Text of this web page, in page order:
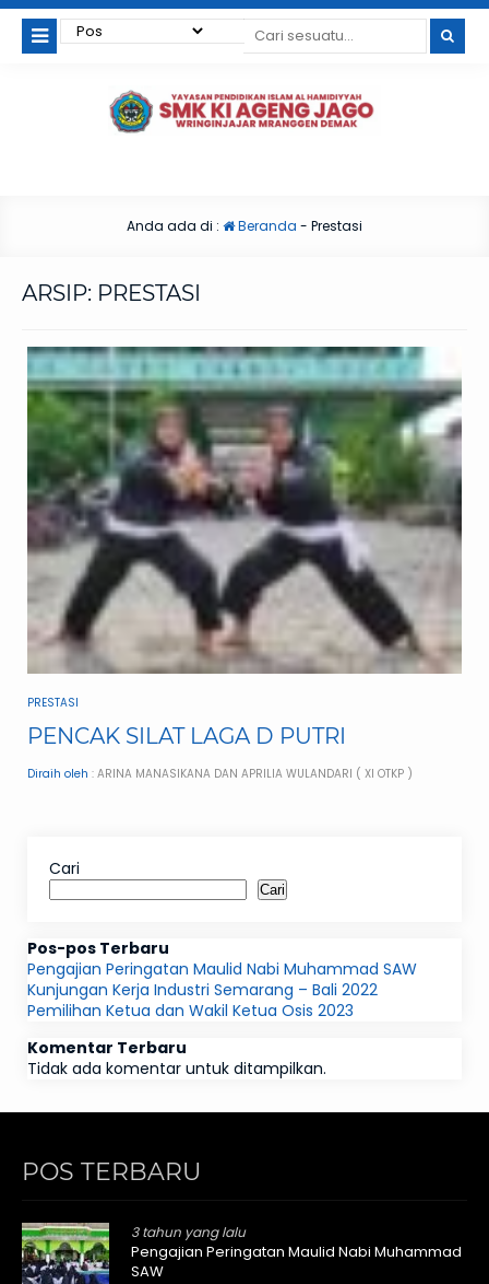
Anda ada di : Beranda - Prestasi
ARSIP: PRESTASI
PRESTASI
PENCAK SILAT LAGA D PUTRI
Diraih oleh : ARINA MANASIKANA DAN APRILIA WULANDARI ( XI OTKP )
Cari
Cari
Pos-pos Terbaru
Pengajian Peringatan Maulid Nabi Muhammad SAW
Kunjungan Kerja Industri Semarang – Bali 2022
Pemilihan Ketua dan Wakil Ketua Osis 2023
Komentar Terbaru
Tidak ada komentar untuk ditampilkan.
POS TERBARU
3 tahun yang lalu
Pengajian Peringatan Maulid Nabi Muhammad
SAW